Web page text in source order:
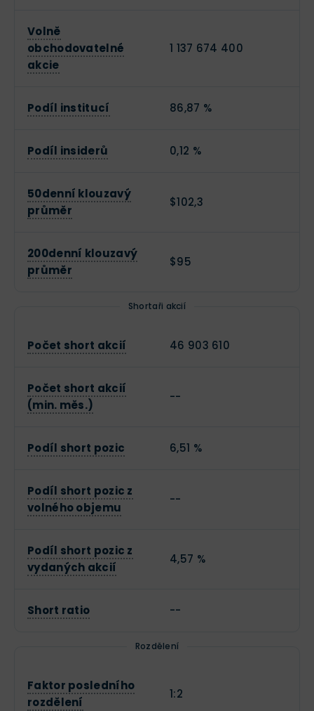
Volně
obchodovatelné
akcie
1 137 674 400
Podíl institucí 86,87 %
Podíl insiderů 0,12 %
50denní klouzavý
průměr
$102,3
200denní klouzavý
průměr
$95
Shortaři akcií
Počet short akcií 46 903 610
Počet short akcií
(min. měs.)
--
Podíl short pozic 6,51 %
Podíl short pozic z
volného objemu
--
Podíl short pozic z
vydaných akcií
4,57 %
Short ratio --
Rozdělení
Faktor posledního
rozdělení
1:2